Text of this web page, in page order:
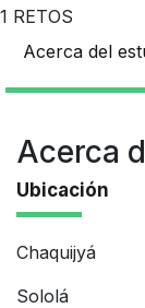
1 RETOS
Acerca del
Acerca
Ubicación
Chaquijyá
Sololá